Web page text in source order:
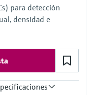
para detección
densidad e